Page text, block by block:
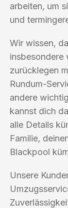
arbeiten, um
und
Wir wissen,
insbesondere
zurücklegen
Rundum-
andere
kannst dich
alle Details
Familie,
Blackpool
Unsere